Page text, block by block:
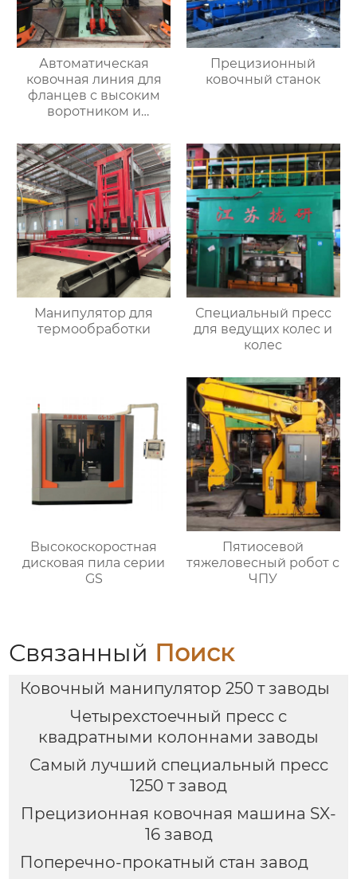
Автоматическая
ковочная линия для
фланцев с высоким
воротником и
Прецизионный
ковочный станок
Манипулятор для
термообработки
Специальный пресс
для ведущих колес и
колес
Высокоскоростная
дисковая пила серии
GS
Пятиосевой
тяжеловесный робот с
ЧПУ
Связанный Поиск
Ковочный манипулятор 250 т заводы
Четырехстоечный пресс с
квадратными колоннами заводы
Самый лучший специальный пресс
1250 т завод
Прецизионная ковочная машина SX-
16 завод
Поперечно-прокатный стан завод